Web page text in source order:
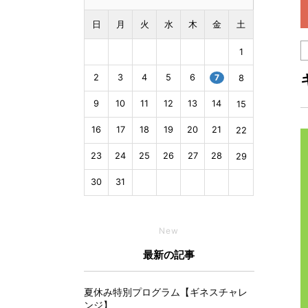
日 月 火 水 木 金 土
1
2 3 4 5 6 7 8
9 10 11 12 13 14 15
16 17 18 19 20 21 22
23 24 25 26 27 28 29
30 31
New
最新の記事
夏休み特別プログラム【ギネスチャレ
ンジ】